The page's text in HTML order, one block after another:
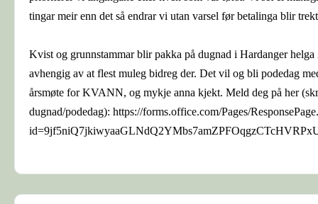
tingar meir enn det så endrar vi utan varsel før betalinga blir
Kvist og grunnstammar blir pakka på dugnad i Hardanger
avhengig av at flest muleg bidreg der. Det vil og bli podedag
årsmøte for KVANN, og mykje anna kjekt. Meld deg på her
dugnad/podedag): https://forms.office.com/Pages/